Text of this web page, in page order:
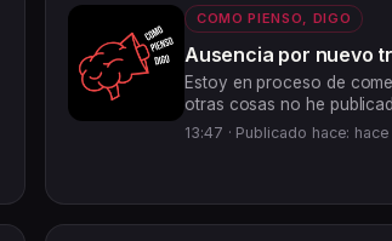
COMO PIENSO, DIGO
Ausencia por nuevo
Estoy en proceso de
otras cosas no he
te interesa el chisme/
13:47 · Publicado hace: hace